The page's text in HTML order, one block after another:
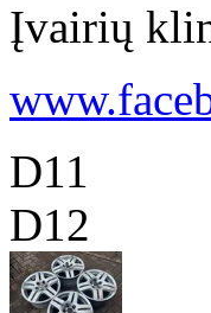
Įvairių
D11
D12